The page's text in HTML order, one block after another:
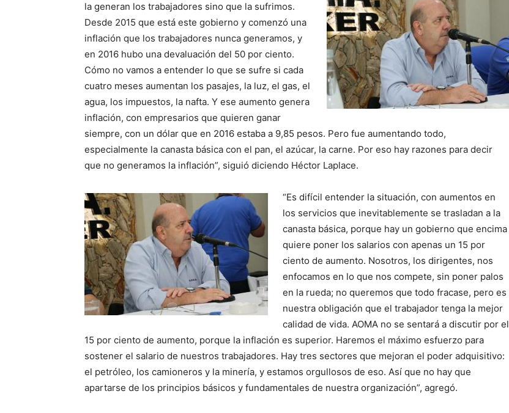
la generan los trabajadores sino que la sufrimos.
Desde 2015 que está este gobierno y comenzó una
inflación que los trabajadores nunca generamos, y
en 2016 hubo una devaluación del 50 por ciento.
Cómo no vamos a entender lo que se sufre si cada
cuatro meses aumentan los pasajes, la luz, el gas, el
agua, los impuestos, la nafta. Y ese aumento genera
inflación, con empresarios que quieren ganar
siempre, con un dólar que en 2016 estaba a 9,85 pesos. Pero fue aumentando todo,
especialmente la canasta básica con el pan, el azúcar, la carne. Por eso hay razones para decir
que no generamos la inflación”, siguió diciendo Héctor Laplace.
“Es difícil entender la situación, con aumentos en
los servicios que inevitablemente se trasladan a la
canasta básica, porque hay un gobierno que encima
quiere poner los salarios con apenas un 15 por
ciento de aumento. Nosotros, los dirigentes, nos
enfocamos en lo que nos compete, sin poner palos
en la rueda; no queremos que todo fracase, pero es
nuestra obligación que el trabajador tenga la mejor
calidad de vida. AOMA no se sentará a discutir por el
15 por ciento de aumento, porque la inflación es superior. Haremos el máximo esfuerzo para
sostener el salario de nuestros trabajadores. Hay tres sectores que mejoran el poder adquisitivo:
el petróleo, los camioneros y la minería, y estamos orgullosos de eso. Así que no hay que
apartarse de los principios básicos y fundamentales de nuestra organización”, agregó.